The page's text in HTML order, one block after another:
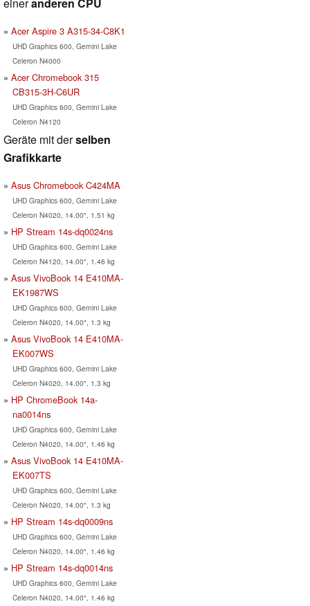
Acer Aspire 3 A315-34-C8K1
UHD Graphics 600, Gemini Lake
Celeron N4000
Acer Chromebook 315
CB315-3H-C6UR
UHD Graphics 600, Gemini Lake
Celeron N4120
Geräte mit derselben
Grafikkarte
Asus Chromebook C424MA
UHD Graphics 600, Gemini Lake
Celeron N4020, 14.00", 1.51 kg
HP Stream 14s-dq0024ns
UHD Graphics 600, Gemini Lake
Celeron N4120, 14.00", 1.46 kg
Asus VivoBook 14 E410MA-
EK1987WS
UHD Graphics 600, Gemini Lake
Celeron N4020, 14.00", 1.3 kg
Asus VivoBook 14 E410MA-
EK007WS
UHD Graphics 600, Gemini Lake
Celeron N4020, 14.00", 1.3 kg
HP ChromeBook 14a-
na0014ns
UHD Graphics 600, Gemini Lake
Celeron N4020, 14.00", 1.46 kg
Asus VivoBook 14 E410MA-
EK007TS
UHD Graphics 600, Gemini Lake
Celeron N4020, 14.00", 1.3 kg
HP Stream 14s-dq0009ns
UHD Graphics 600, Gemini Lake
Celeron N4020, 14.00", 1.46 kg
HP Stream 14s-dq0014ns
UHD Graphics 600, Gemini Lake
Celeron N4020, 14.00", 1.46 kg